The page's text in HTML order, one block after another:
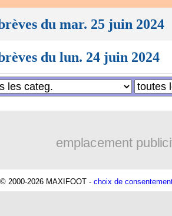
du mar. 25 juin 2024
du lun. 24 juin 2024
emplacement
2000-2026 MAXIFOOT - choix de